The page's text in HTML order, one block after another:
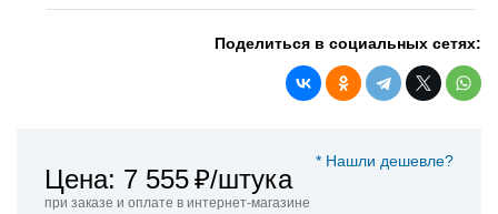
Поделиться в социальных сетях:
* Нашли дешевле?
Цена: 7 555₽/штука
при заказе и оплате в интернет-магазине